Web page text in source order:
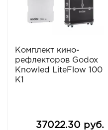
Комплект кино-
рефлекторов Godox
Knowled LiteFlow 100
K1
37022.30 руб.